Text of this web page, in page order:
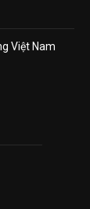
Việt Nam